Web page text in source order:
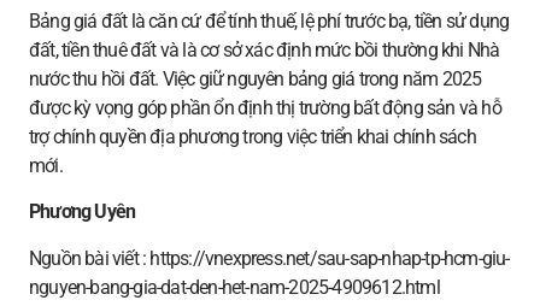
Bảng giá đất là căn cứ để tính thuế, lệ phí trước bạ, tiền sử dụng
đất, tiền thuê đất và là cơ sở xác định mức bồi thường khi Nhà
nước thu hồi đất. Việc giữ nguyên bảng giá trong năm 2025
được kỳ vọng góp phần ổn định thị trường bất động sản và hỗ
trợ chính quyền địa phương trong việc triển khai chính sách
mới.
Phương Uyên
Nguồn bài viết : https://vnexpress.net/sau-sap-nhap-tp-hcm-giu-
nguyen-bang-gia-dat-den-het-nam-2025-4909612.html